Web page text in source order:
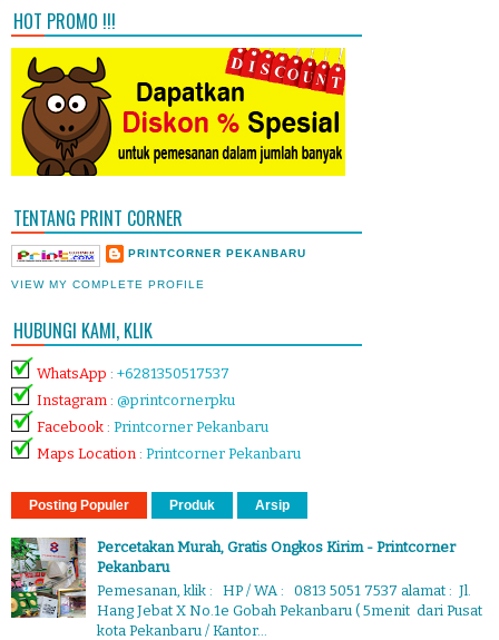
HOT PROMO !!!
TENTANG PRINT CORNER
PRINTCORNER PEKANBARU
VIEW MY COMPLETE PROFILE
HUBUNGI KAMI, KLIK
WhatsApp : +6281350517537
Instagram : @printcornerpku
Facebook : Printcorner Pekanbaru
Maps Location : Printcorner Pekanbaru
Posting Populer Produk Arsip
Percetakan Murah, Gratis Ongkos Kirim - Printcorner
Pekanbaru
Pemesanan, klik : HP / WA : 0813 5051 7537 alamat : Jl.
Hang Jebat X No.1e Gobah Pekanbaru ( 5menit dari Pusat
kota Pekanbaru / Kantor...